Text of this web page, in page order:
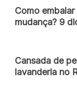
Como
mudança? 9
Cansada de
lavanderia no